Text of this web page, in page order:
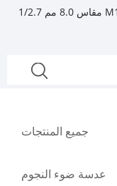
> عدسة M12 مقاس 8.0 مم 1/2.7
جميع المنتجات
عدسة ضوء النجوم